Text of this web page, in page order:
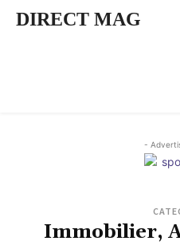
DIRECT MAG
-
Immobilier,